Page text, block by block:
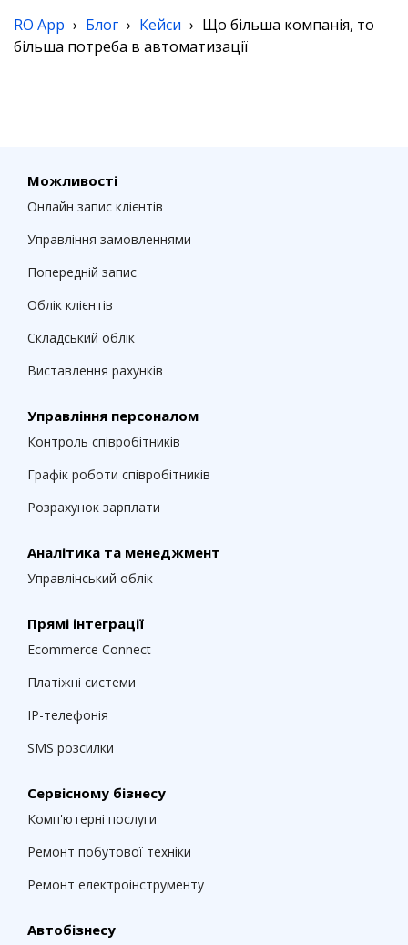
RO App › Блог › Кейси › Що більша компанія, то
більша потреба в автоматизації
Можливості
Онлайн запис клієнтів
Управління замовленнями
Попередній запис
Облік клієнтів
Складський облік
Виставлення рахунків
Управління персоналом
Контроль співробітників
Графік роботи співробітників
Розрахунок зарплати
Аналітика та менеджмент
Управлінський облік
Прямі інтеграції
Ecommerce Connect
Платіжні системи
IP-телефонія
SMS розсилки
Сервісному бізнесу
Комп'ютерні послуги
Ремонт побутової техніки
Ремонт електроінструменту
Автобізнесу